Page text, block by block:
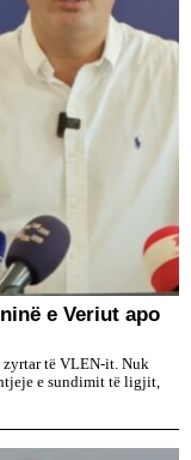
e Veriut apo
zyrtar të VLEN-it. Nuk
e sundimit të ligjit,